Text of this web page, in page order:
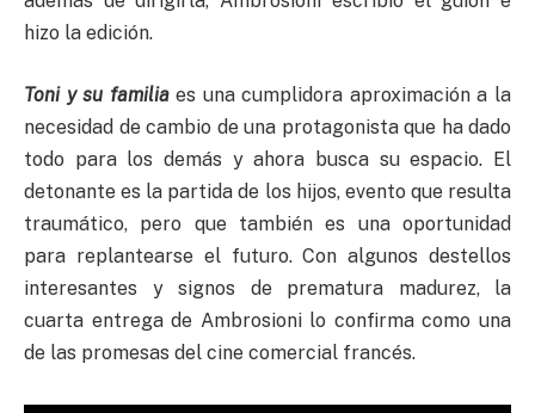
hizo la edición.
Toni y su familiaes una cumplidora aproximación a la
necesidad de cambio de una protagonista que ha dado
todo para los demás y ahora busca su espacio. El
detonante es la partida de los hijos, evento que resulta
traumático, pero que también es una oportunidad
para replantearse el futuro. Con algunos destellos
interesantes y signos de prematura madurez, la
cuarta entrega de Ambrosioni lo confirma como una
de las promesas del cine comercial francés.